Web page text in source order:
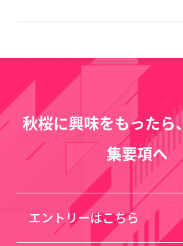
秋桜に興味をもったら
集要項へ
エントリーはこちら